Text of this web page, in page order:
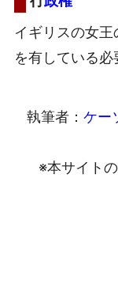
イギリスの女
を有している必
執筆者： ケー
※本サイト